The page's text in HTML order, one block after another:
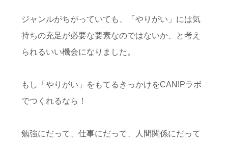
ジャンルがちがっていても、「やりがい」には気
持ちの充足が必要な要素なのではないか、と考え
られるいい機会になりました。
もし「やりがい」をもてるきっかけをCAN!Pラボ
でつくれるなら！
勉強にだって、仕事にだって、人間関係にだって